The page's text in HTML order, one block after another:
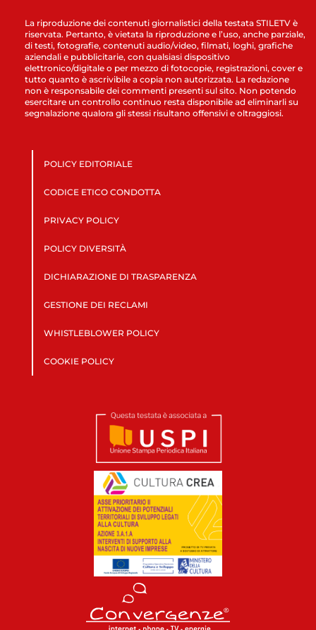
La riproduzione dei contenuti giornalistici della testata STILETV è
riservata. Pertanto, è vietata la riproduzione e l’uso, anche parziale,
di testi, fotografie, contenuti audio/video, filmati, loghi, grafiche
aziendali e pubblicitarie, con qualsiasi dispositivo
elettronico/digitale o per mezzo di fotocopie, registrazioni, cover e
tutto quanto è ascrivibile a copia non autorizzata. La redazione
non è responsabile dei commenti presenti sul sito. Non potendo
esercitare un controllo continuo resta disponibile ad eliminarli su
segnalazione qualora gli stessi risultano offensivi e oltraggiosi.
POLICY EDITORIALE
CODICE ETICO CONDOTTA
PRIVACY POLICY
POLICY DIVERSITÀ
DICHIARAZIONE DI TRASPARENZA
GESTIONE DEI RECLAMI
WHISTLEBLOWER POLICY
COOKIE POLICY